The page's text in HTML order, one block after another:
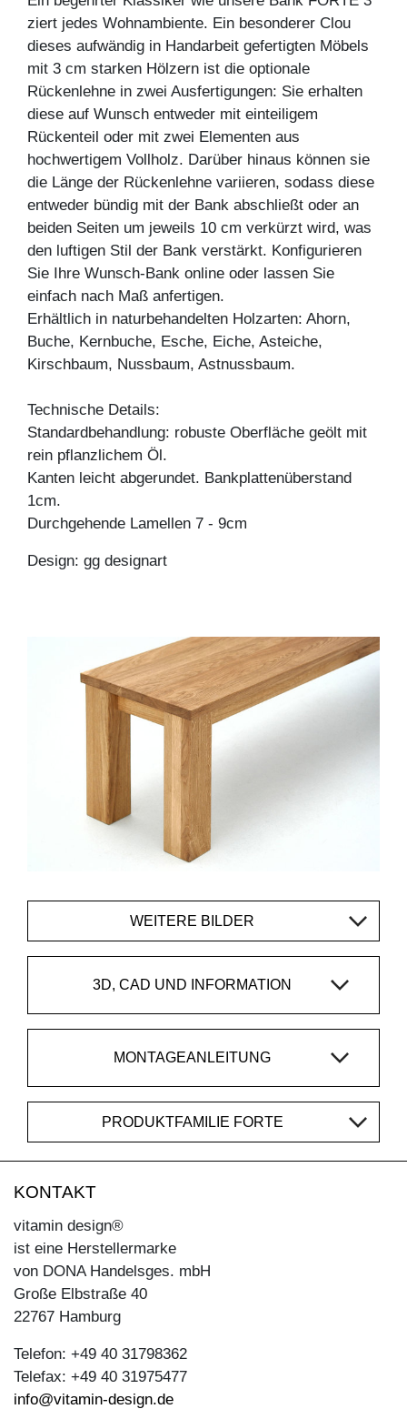
ziert jedes Wohnambiente. Ein besonderer Clou
dieses aufwändig in Handarbeit gefertigten Möbels
mit 3 cm starken Hölzern ist die optionale
Rückenlehne in zwei Ausfertigungen: Sie erhalten
diese auf Wunsch entweder mit einteiligem
Rückenteil oder mit zwei Elementen aus
hochwertigem Vollholz. Darüber hinaus können sie
die Länge der Rückenlehne variieren, sodass diese
entweder bündig mit der Bank abschließt oder an
beiden Seiten um jeweils 10 cm verkürzt wird, was
den luftigen Stil der Bank verstärkt. Konfigurieren
Sie Ihre Wunsch-Bank online oder lassen Sie
einfach nach Maß anfertigen.
Erhältlich in naturbehandelten Holzarten: Ahorn,
Buche, Kernbuche, Esche, Eiche, Asteiche,
Kirschbaum, Nussbaum, Astnussbaum.
Technische Details:
Standardbehandlung: robuste Oberfläche geölt mit
rein pflanzlichem Öl.
Kanten leicht abgerundet. Bankplattenüberstand
1cm.
Durchgehende Lamellen 7 - 9cm
Design: gg designart
WEITERE BILDER
3D, CAD UND INFORMATION
MONTAGEANLEITUNG
PRODUKTFAMILIE FORTE
KONTAKT
vitamin design®
ist eine Herstellermarke
von DONA Handelsges. mbH
Große Elbstraße 40
22767 Hamburg
Telefon: +49 40 31798362
Telefax: +49 40 31975477
info@vitamin-design.de